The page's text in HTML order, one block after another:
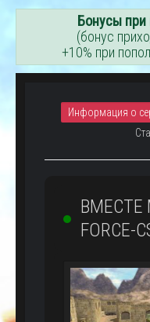
Бонусы при
(бонус
+10% при
Информация о
ВМЕСТЕ
FORCE-